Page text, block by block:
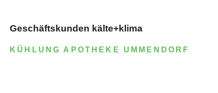
Geschäftskunden kälte+klima
KÜHLUNG APOTHEKE UMMENDORF